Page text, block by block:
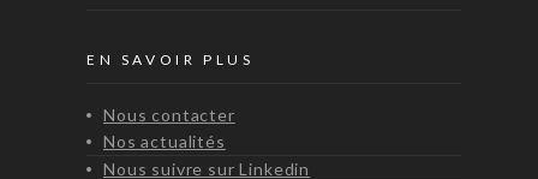
EN SAVOIR PLUS
Nous contacter
Nos actualités
Nous suivre sur Linkedin